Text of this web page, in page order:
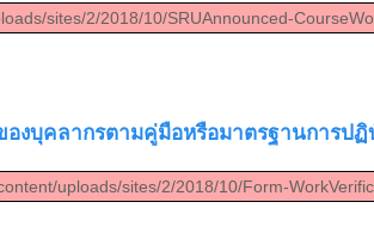
sites/2/2018/10/SRUAnnounced-
งบุคลากรตามคู่มือหรือมาตรฐานการปฏิ
uploads/sites/2/2018/10/Form-